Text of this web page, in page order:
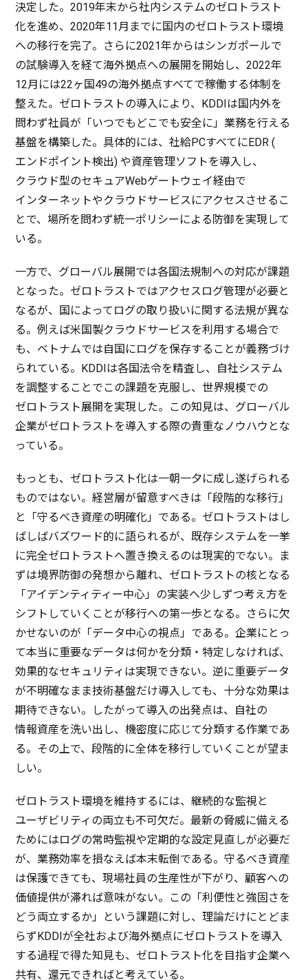
決定 した。2019年末から社内システムのゼロトラスト
化を進め、2020年11月までに国内のゼロトラスト環境
への移行を完了。さらに2021年からはシンガポールで
の試験導入を経て海外拠点への展開を 開始し、2022年
12月には22ヶ国49の海外拠点すべてで稼働する体制 を
整えた。 ゼロトラストの導入により、KDDIは国内外を
問わず社員が「いつでもどこでも安全に」業務を行える
基盤を構築した。 具体的には、社給PCすべてにEDR (
エンドポイント検出) や資産管理ソフトを導入 し、
クラウド型のセキュアWebゲートウェイ経由で
インターネットやクラウドサービスにアクセスさせるこ
とで、場所を問わず統一ポリシー による 防御を実現 して
いる。
一方で、 グローバル展開では各国法規制 への対応が課題
となった。 ゼロトラストではアクセスログ管理が必要と
なるが、国によって ログの取り扱いに関する法規が異な
る。例えば米国製クラウドサービスを利用する場合で
も、 ベトナムでは自国 にログを保存することが義務づけ
られている。KDDIは各国法令を精査し、 自社システム
を調整することでこの課題を克服 し、 世界規模での
ゼロトラスト展開を実現 した。この知見は、 グローバル
企業がゼロトラストを導入する際の貴重なノウハウ とな
っている。
もっとも、 ゼロトラスト化は一朝一夕に成し遂げられる
ものではない。経営層が留意すべきは「段階的な移行」
と「守るべき資産の明確化」である。 ゼロトラストはし
ばしばバズワード的に語られるが、既存システムを一挙
に完全ゼロトラストへ置き換えるのは現実的でない。ま
ずは境界防御の発想から離れ、 ゼロトラストの核となる
「アイデンティティー中心」の実装へ少しずつ考え方を
シフト していくことが移行への第一歩となる。さらに欠
かせないのが「データ中心の視点」である。企業にとっ
て本当 に重要なデータは何かを分類 ・ 特定 しなければ、
効果的なセキュリティ は実現できない。逆に重要データ
が不明確なまま技術基盤だけ導入 しても、 十分な効果は
期待できない。したがって導入の出発点は、 自社の
情報資産を洗い出し、機密度に応じて分類する作業であ
る。その上で、段階的に全体を移行していくことが望ま
しい。
ゼロトラスト環境を維持するには、継続的な監視と
ユーザビリティ の両立も不可欠だ。最新の脅威に備える
ためにはログの常時監視や定期的な設定見直しが必要だ
が、業務効率を損なえば本末転倒である。守るべき資産
は保護できても、現場社員の生産性が下がり、顧客への
価値提供が滞れば意味がない。この「利便性と強固 さを
どう 両立するか」という課題に対し、理論だけにとどま
らずKDDIが全社および海外拠点にゼロトラストを導入
する過程で得た知見も、 ゼロトラスト化を 目指す企業へ
共有、還元できればと考えている。